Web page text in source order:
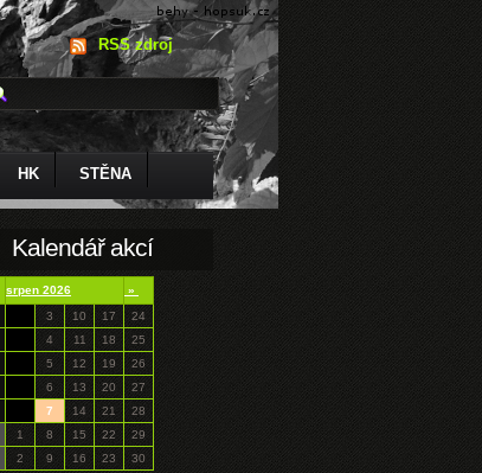
RSS zdroj
HK STĚNA
Kalendář akcí
srpen 2026
»
3 10 17
24
4 11 18
25
5 12 19
26
6 13 20
27
7 14 21
28
1 8 15 22
29
2 9 16 23 30